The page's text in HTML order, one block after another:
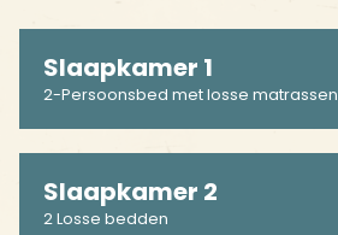
Slaapkamer 1
2-Persoonsbed met losse matrassen
Slaapkamer 2
2 Losse bedden